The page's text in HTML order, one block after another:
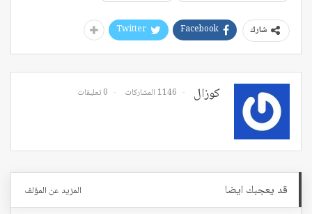
شارك Facebook
Twitter
كوزال 1146 المشاركات 0 تعليقات
قد يعجبك ايضا المزيد عن المؤلف